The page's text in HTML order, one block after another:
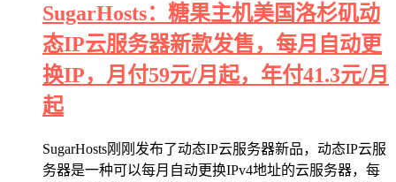
SugarHosts：糖果主机美国洛杉矶动
态IP云服务器新款发售，每月自动更
换IP，月付59元/月起，年付41.3元/月
起
SugarHosts刚刚发布了动态IP云服务器新品，动态IP云服
务器是一种可以每月自动更换IPv4地址的云服务器，每